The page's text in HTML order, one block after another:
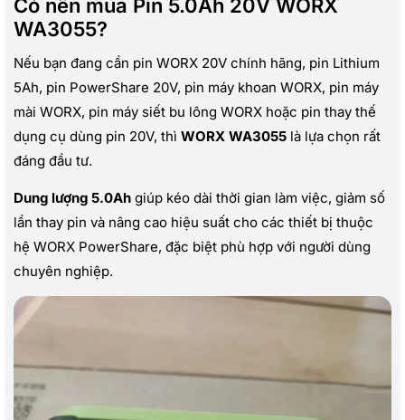
Có nên mua Pin 5.0Ah 20V WORX
WA3055?
Nếu bạn đang cần pin WORX 20V chính hãng, pin Lithium
5Ah, pin PowerShare 20V, pin máy khoan WORX, pin máy
mài WORX, pin máy siết bu lông WORX hoặc pin thay thế
dụng cụ dùng pin 20V, thì WORX WA3055 là lựa chọn rất
đáng đầu tư.
Dung lượng 5.0Ah giúp kéo dài thời gian làm việc, giảm số
lần thay pin và nâng cao hiệu suất cho các thiết bị thuộc
hệ WORX PowerShare, đặc biệt phù hợp với người dùng
chuyên nghiệp.